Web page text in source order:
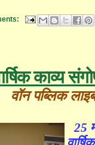
काव्य
वॉन पब्लिक
25